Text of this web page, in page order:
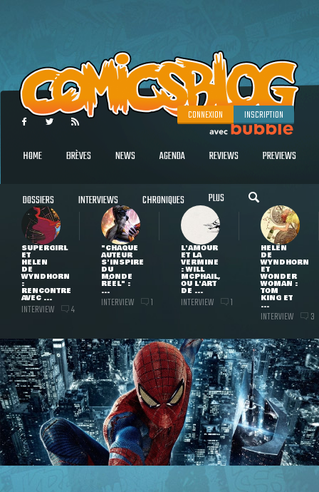
CONNEXION INSCRIPTION
HOME BRÈVES NEWS AGENDA REVIEWS PREVIEWS
DOSSIERS INTERVIEWS CHRONIQUES PLUS
SUPERGIRL
ET
HELEN
DE
WYNDHORN
:
RENCONTRE
AVEC ...
INTERVIEW 4
"CHAQUE
AUTEUR
S'INSPIRE
DU
MONDE
RÉEL" :
...
INTERVIEW 1
L'AMOUR
ET LA
VERMINE
: WILL
MCPHAIL,
OU L'ART
DE ...
INTERVIEW 1
HELEN
DE
WYNDHORN
ET
WONDER
WOMAN :
TOM
KING ET
...
INTERVIEW 3